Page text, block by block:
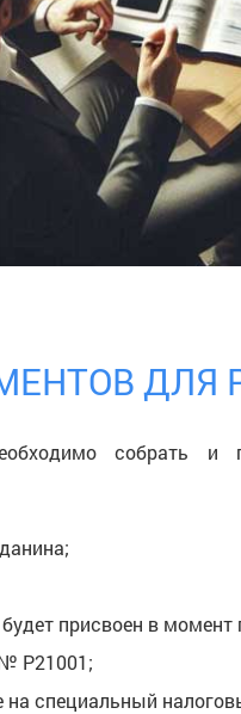
ДЛЯ
собрать и
присвоен в момент
Р21001;
на специальный